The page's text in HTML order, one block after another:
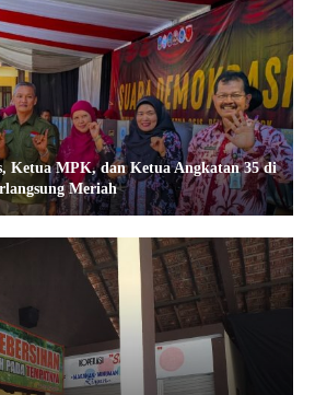
Ketua MPK, dan Ketua Angkatan 35 di
Meriah